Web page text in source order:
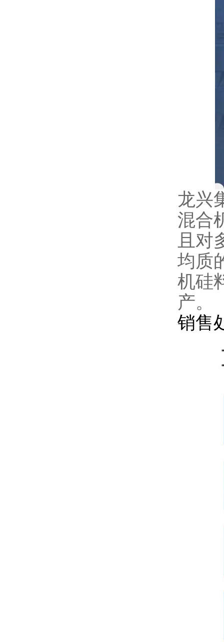
龙兴
混合
且对
均质
机硅
产。
销售